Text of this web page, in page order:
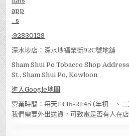
:92830129
深水埗店：深水埗福榮街92C號地舖
Sham Shui Po Tobacco Shop
St., Sham Shui Po, Kowloon
進入Google地圖
營業時間：每天13:15-21:45 (年初一、
我們需要外出送貨，可致電是否有人在店